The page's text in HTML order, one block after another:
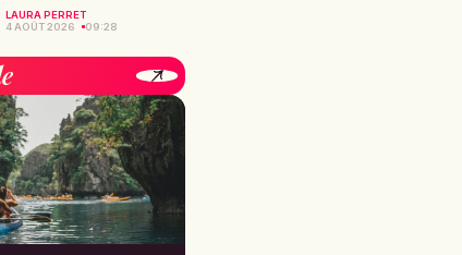
LAURA PERRET
4 AOÛT 2026
09:28